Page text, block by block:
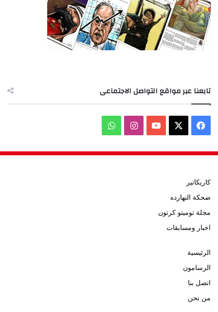
تابعنا عبر مواقع التواصل الاجتماعى
فيسبوك ‫YouTubeانستقرامواتساب
كاريكاتير
ضحكة النهارده
مجلة توميتو كرتون
اخبار ومسابقات
الرئيسية
الرسامون
اتصل بنا
من نحن